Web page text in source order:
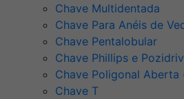
Chave Multidentada
Chave Para Anéis de
Chave Pentalobular
Chave Phillips e Pozidriv
Chave Poligonal Aberta
Chave T